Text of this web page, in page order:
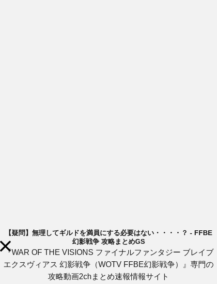
【疑問】無理してギルドを満員にする必要はない・・・・？ - FFBE
幻影戦争 攻略まとめGS
『WAR OF THE VISIONS ファイナルファンタジー ブレイブ
エクスヴィアス 幻影戦争（WOTV FFBE幻影戦争）』専門の
攻略動画2chまとめ速報情報サイト